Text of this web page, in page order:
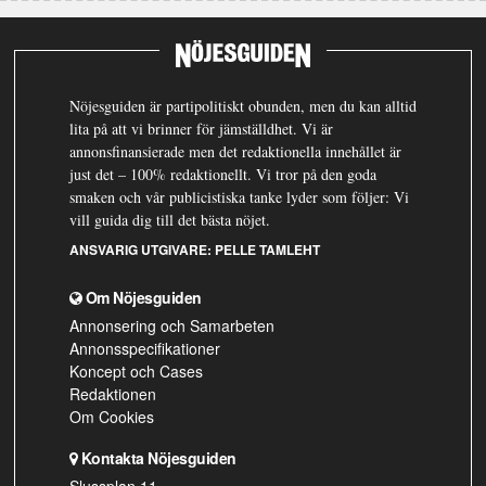
Nöjesguiden är partipolitiskt obunden, men du kan alltid
lita på att vi brinner för jämställdhet. Vi är
annonsfinansierade men det redaktionella innehållet är
just det – 100% redaktionellt. Vi tror på den goda
smaken och vår publicistiska tanke lyder som följer: Vi
vill guida dig till det bästa nöjet.
ANSVARIG UTGIVARE: PELLE TAMLEHT
Om Nöjesguiden
Annonsering och Samarbeten
Annonsspecifikationer
Koncept och Cases
Redaktionen
Om Cookies
Kontakta Nöjesguiden